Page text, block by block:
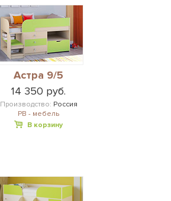
Астра 9/5
14 350 руб.
Производство: Россия
РВ - мебель
В корзину